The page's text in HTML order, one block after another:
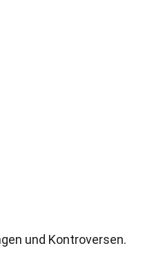
und Kontroversen.